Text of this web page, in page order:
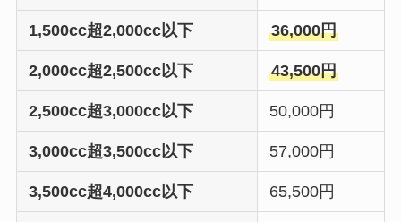
1,500cc超2,000cc以下 36,000円
2,000cc超2,500cc以下 43,500円
2,500cc超3,000cc以下 50,000円
3,000cc超3,500cc以下 57,000円
3,500cc超4,000cc以下 65,500円